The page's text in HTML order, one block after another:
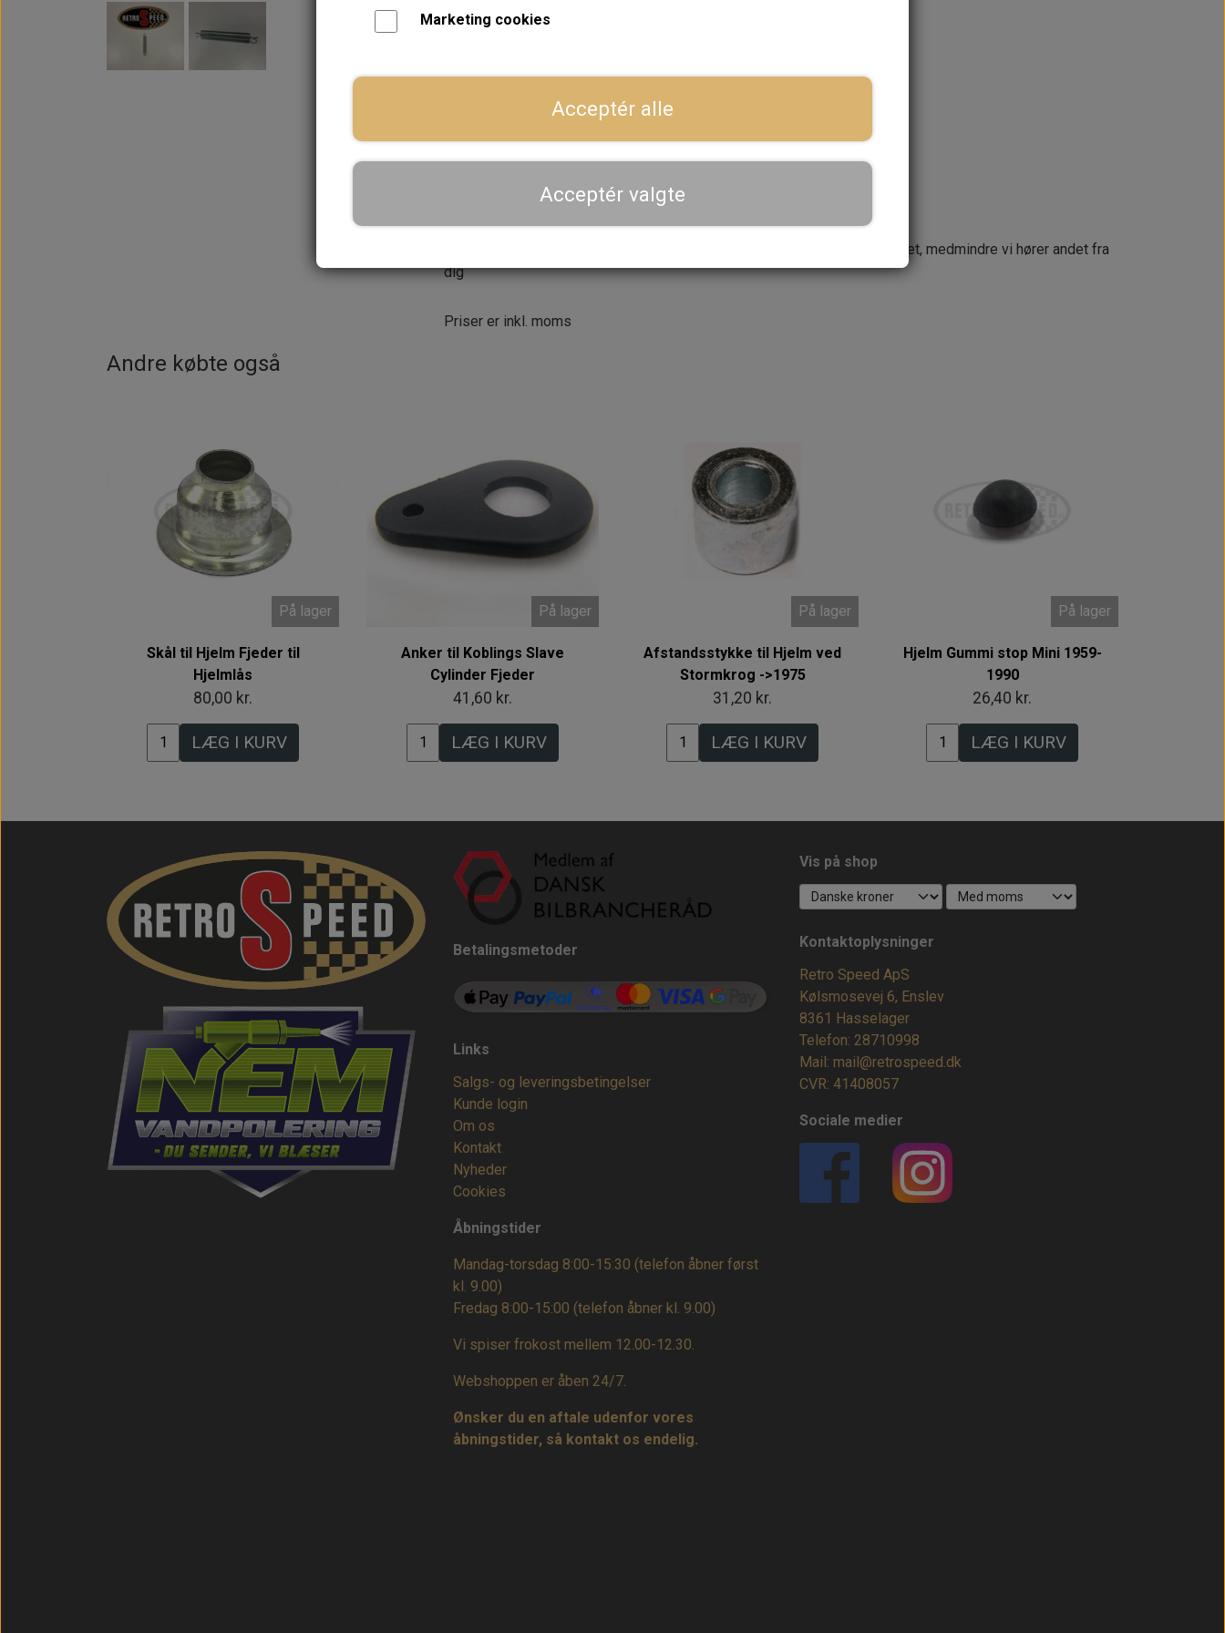
Forventet leveringstid:
− + LÆG I KURV
Se aktuel leveringstid på varen - vi afsender altid hele din ordre samlet, medmindre vi hører andet fra
dig
Priser er inkl. moms
Andre købte også
På lager
Skål til Hjelm Fjeder til
Hjelmlås
80,00 kr.
LÆG I KURV
På lager
Anker til Koblings Slave
Cylinder Fjeder
41,60 kr.
LÆG I KURV
På lager
Afstandsstykke til Hjelm ved
Stormkrog ->1975
31,20 kr.
LÆG I KURV
På lager
Hjelm Gummi stop Mini 1959-
1990
26,40 kr.
LÆG I KURV
Betalingsmetoder
Links
Salgs- og leveringsbetingelser
Kunde login
Om os
Kontakt
Nyheder
Cookies
Åbningstider
Mandag-torsdag 8:00-15:30 (telefon åbner først
kl. 9.00)
Fredag 8:00-15:00 (telefon åbner kl. 9.00)
Vi spiser frokost mellem 12.00-12.30.
Webshoppen er åben 24/7.
Ønsker du en aftale udenfor vores
åbningstider, så kontakt os endelig.
Vis på shop
Kontaktoplysninger
Retro Speed ApS
Kølsmosevej 6, Enslev
8361 Hasselager
Telefon: 28710998
Mail: mail@retrospeed.dk
CVR: 41408057
Sociale medier
Marketing cookies
Acceptér alle
Acceptér valgte